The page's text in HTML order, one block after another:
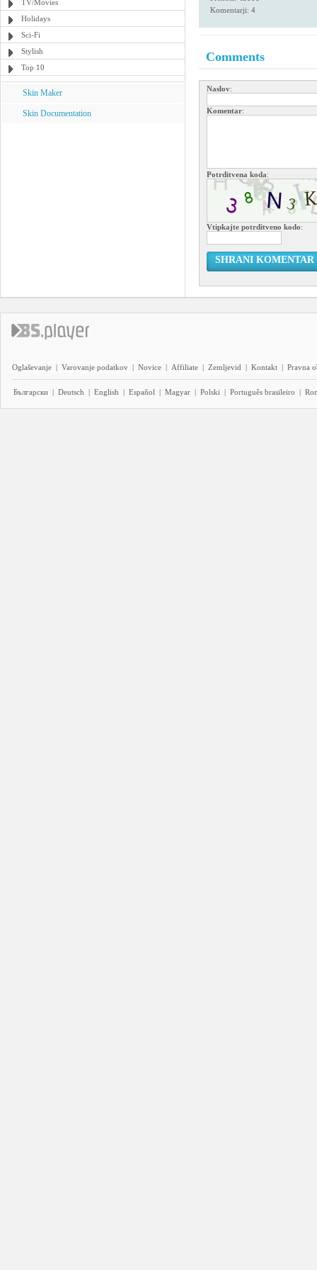
TV/Movies
Holidays
Sci-Fi
Stylish
Top 10
Skin Maker
Skin Documentation
Komentarji: 4
Comments
Naslov:
Komentar:
Potrditvena koda:
Vtipkajte potrditveno kodo:
SHRANI KOMENTAR
Oglaševanje | Varovanje podatkov | Novice | Affiliate | Zemljevid | Kontakt | Pravna
Български | Deutsch | English | Español | Magyar | Polski | Português brasileiro |